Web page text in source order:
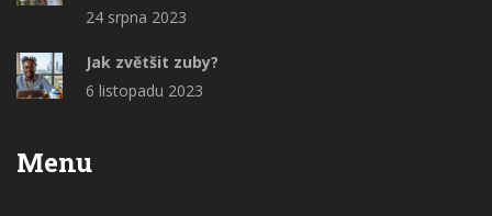
24 srpna 2023
Jak zvětšit zuby?
6 listopadu 2023
Menu